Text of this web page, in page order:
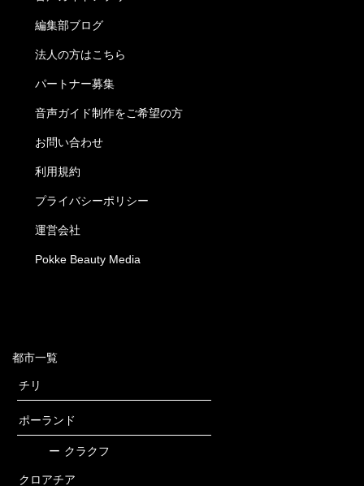
編集部ブログ
法人の方はこちら
パートナー募集
音声ガイド制作をご希望の方
お問い合わせ
利用規約
プライバシーポリシー
運営会社
Pokke Beauty Media
都市一覧
チリ
ポーランド
ー クラクフ
クロアチア